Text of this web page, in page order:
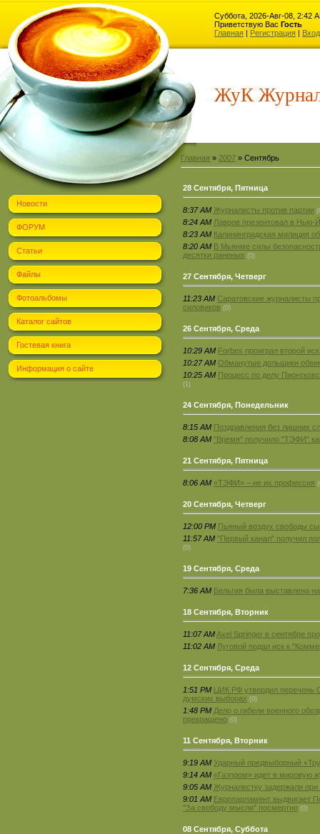
Суббота, 2026-Авг-08, 2:42
Приветствую Вас Гость
Главная | Регистрация | Вход
ЖуК
Новости
ФОРУМ
Статьи
Файлы
Фотоальбомы
Каталог сайтов
Гостевая книга
Информация о сайте
Главная » 2007 » Сентябрь
28 Сентября, Пятница
8:37 AM Журналисты против партии
8:24 AM Лавров презентовал в Нью-
8:23 AM Калининградская милиция
8:20 AM В Мьянме силы
десятки раненых (0)
27 Сентября, Четверг
11:23 AM Саратовские журналисты
силовиков (0)
26 Сентября, Среда
10:29 AM Forbes проиграл второй
10:27 AM Обманутые дольщики
10:25 AM Процесс по делу
(1)
24 Сентября, Понедельник
8:15 AM Поздравления без лишних
8:08 AM "Время" получило "ТЭФИ"
21 Сентября, Пятница
8:06 AM «ТЭФИ» – не их профессия
20 Сентября, Четверг
12:00 PM Пьяный воздух свободы
11:57 AM "Первый канал" получил
(0)
19 Сентября, Среда
7:36 AM Бельгия была выставлена
18 Сентября, Вторник
11:07 AM Axel Springer в сентябре
11:02 AM Луговой подал иск к
12 Сентября, Среда
1:51 PM ЦИК РФ утвердил перечень
думских выборах (0)
1:48 PM Дело о гибели военного
прекращено (0)
11 Сентября, Вторник
9:19 AM Ударный предвыборный
9:14 AM «Газпром» идет в мировую
9:05 AM Журналистку задержали
9:01 AM Европарламент выдвигает
"За свободу мысли" посмертно (0)
08 Сентября, Суббота